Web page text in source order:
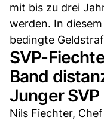
mit bis zu drei
werden. In
bedingte
SVP-
Band
Junger SVP
Nils Fiechter,